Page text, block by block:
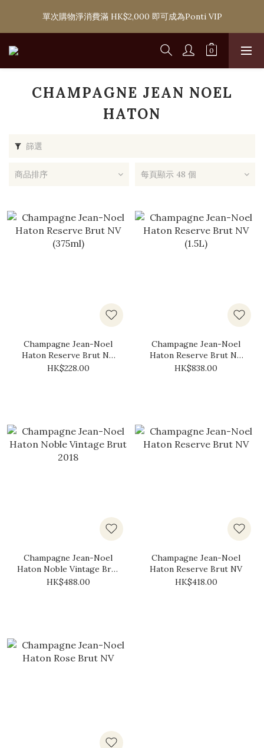
購滿 HK$1,800 即可享香港本地免費送貨服務，或選擇於6間分店
免費自取
單次購物淨消費滿 HK$2,000 即可成為Ponti VIP
購滿 HK$1,800 即可享香港本地免費送貨服務，或選擇於6間分店
CHAMPAGNE JEAN NOEL
HATON
篩選
商品排序 每頁顯示 48 個
Champagne Jean-Noel
Haton Reserve Brut NV
(375ml)
HK$228.00
Champagne Jean-Noel
Haton Reserve Brut NV
(1.5L)
HK$838.00
Champagne Jean-Noel
Haton Noble Vintage Brut
2018
HK$488.00
Champagne Jean-Noel
Haton Reserve Brut NV
HK$418.00